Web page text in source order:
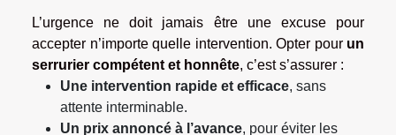
L’urgence ne doit jamais être une excuse pour
accepter n’importe quelle intervention. Opter pour un
serrurier compétent et honnête, c’est s’assurer :
Une intervention rapide et efficace, sans
attente interminable.
Un prix annoncé à l’avance, pour éviter les